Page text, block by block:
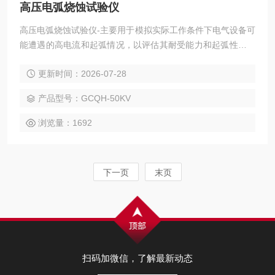
高压电弧烧蚀试验仪
高压电弧烧蚀试验仪-主要用于模拟实际工作条件下电气设备可
能遭遇的高电流和起弧情况，以评估其耐受能力和起弧性能。
和评估。更新时间：2026-07-28
产品型号：GCQH-50KV
浏览量：1692
下一页 末页
扫码加微信，了解最新动态